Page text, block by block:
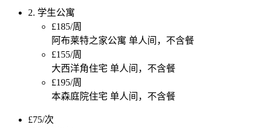
2. 学生公寓
£185/周
阿布莱特之家公寓 单人间，不含餐
£155/周
大西洋角住宅 单人间，不含餐
£195/周
本森庭院住宅 单人间，不含餐
£75/次